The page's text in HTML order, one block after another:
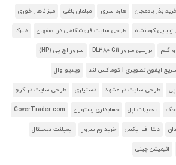
بذر بادمجان هارد سرور مبلمان باغی میز ناهار خوری
کرمانشاه طراحی سایت فروشگاهی در اصفهان هیرکا
گیم بررسی سرور DL380 G11 سرور اچ پی (HP)
آیفون تصویری | کوماکس لند ویدیو وال
طراحی سایت در مشهد دستیاری طراحی سایت در کرج
جک تعمیرات اپل حسابداری رستوران CoverTrader.com
دلتا اف ایکس خرید رم سرور ایمپلنت دیجیتال
انیمیشن چینی